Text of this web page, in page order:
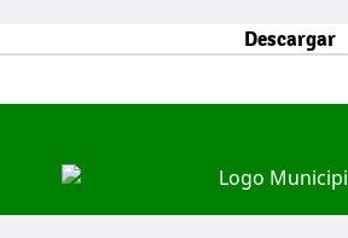
Descargar